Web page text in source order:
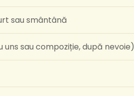
sau smântână
uns sau compoziție, după nevoie)